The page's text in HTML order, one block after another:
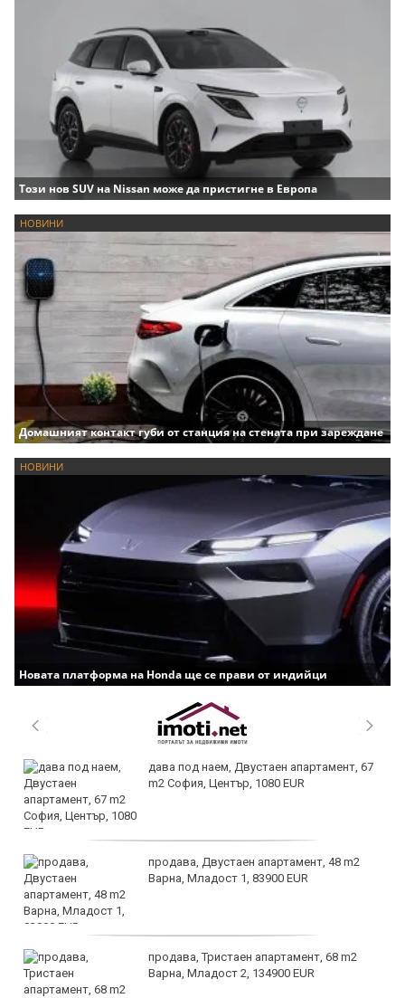
Този нов SUV на Nissan може да пристигне в Европа
НОВИНИ
Домашният контакт губи от станция на стената при зареждане
НОВИНИ
Новата платформа на Honda ще се прави от индийци
дава под наем, Двустаен апартамент, 67
m2 София, Център, 1080 EUR
продава, Двустаен апартамент, 48 m2
Варна, Младост 1, 83900 EUR
продава, Тристаен апартамент, 68 m2
Варна, Младост 2, 134900 EUR